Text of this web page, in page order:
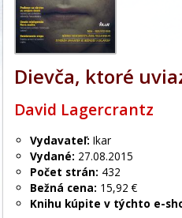
Dievča, ktoré
David Lagercrantz
Vydavateľ: Ikar
Vydané: 27.08.2015
Počet strán: 432
Bežná cena: 15,92 €
Knihu kúpite v týchto e-